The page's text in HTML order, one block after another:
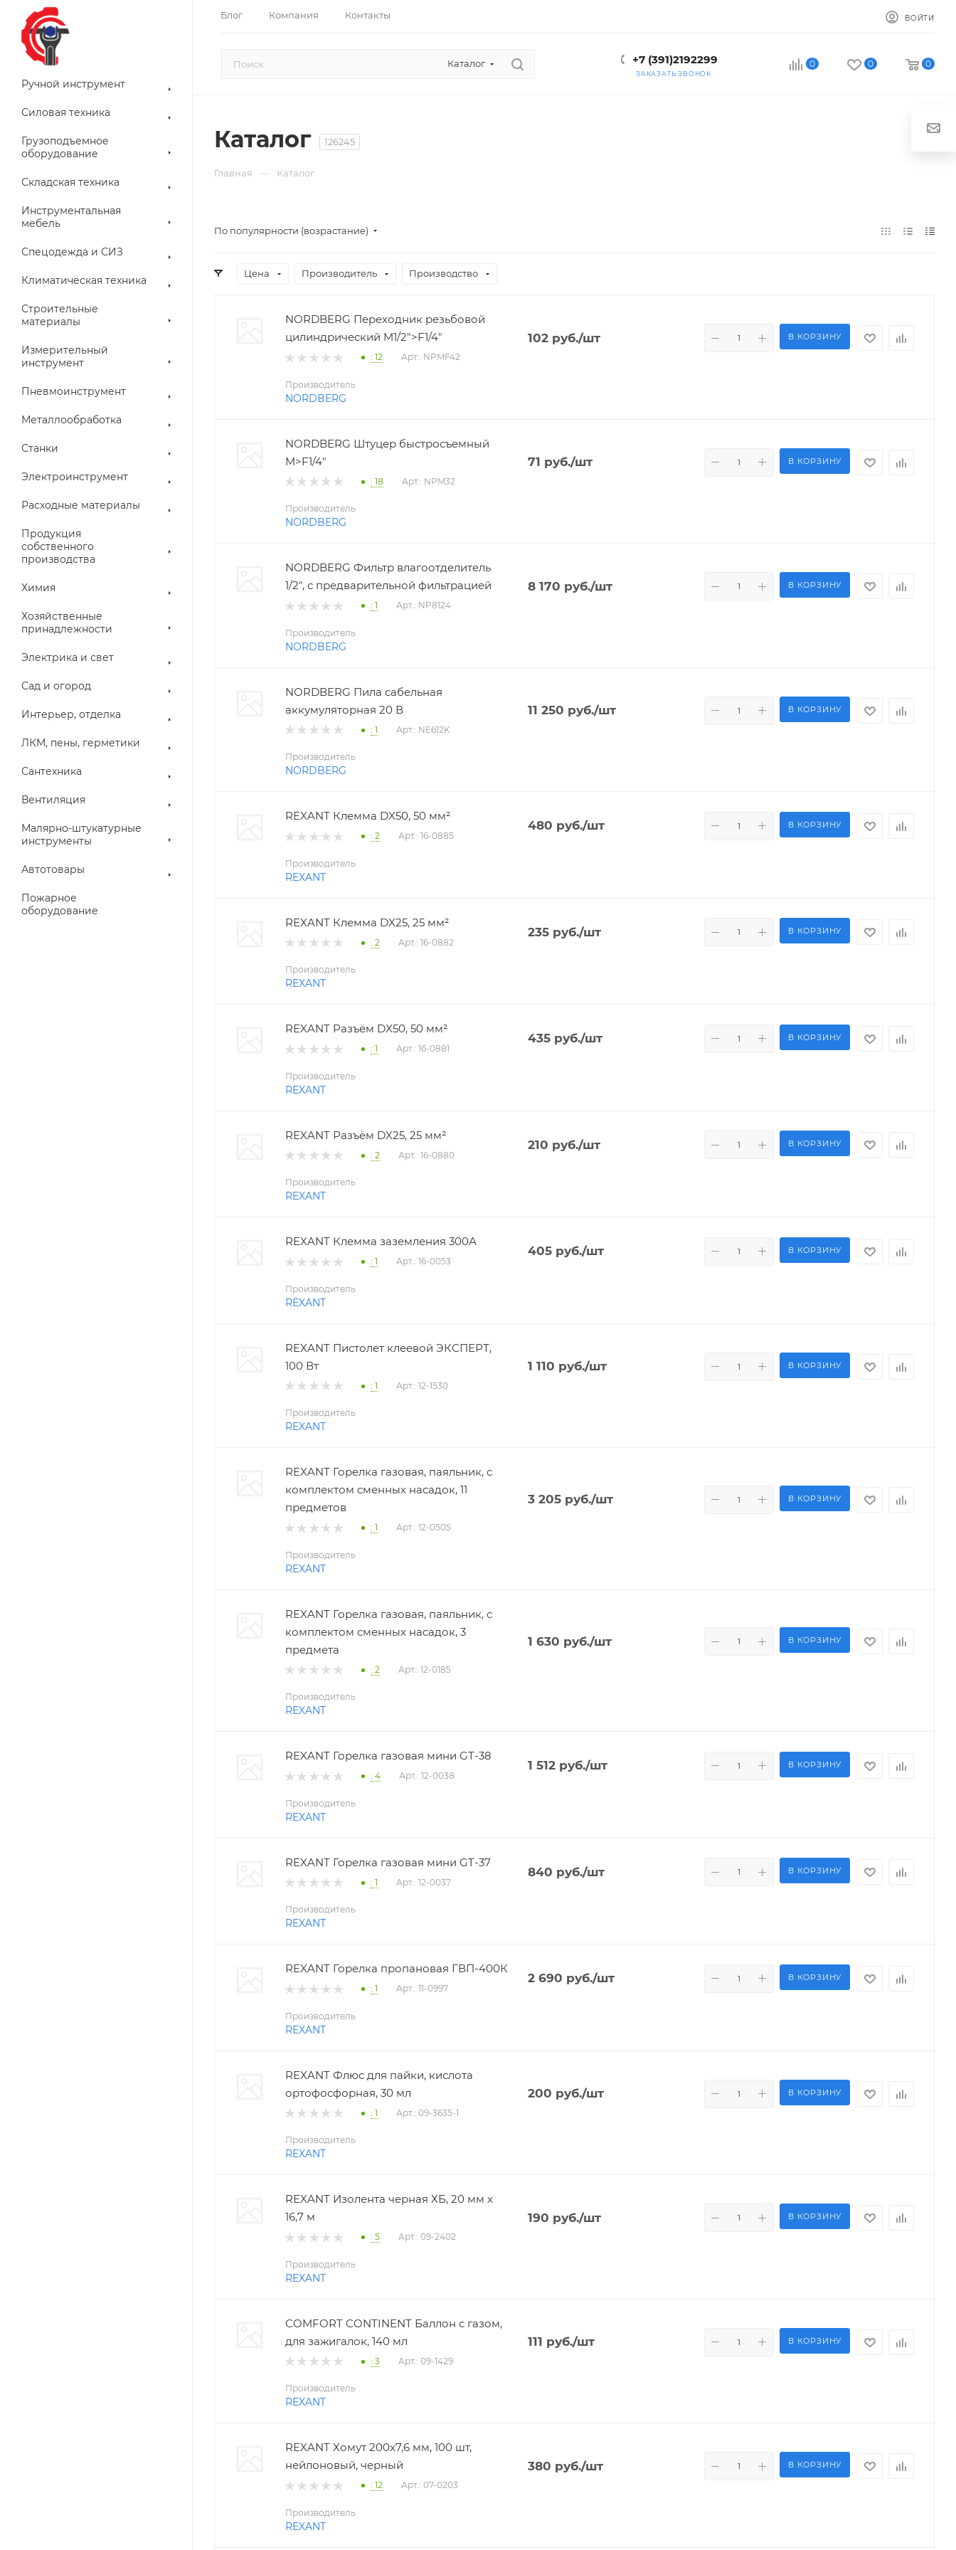
Блог Компания Контакты ВОЙТИ
Каталог +7 (391)2192299
ЗАКАЗАТЬ ЗВОНОК
0 0 0
Ручной инструмент
Силовая техника
Грузоподъемное
оборудование
Складская техника
Инструментальная
мебель
Спецодежда и СИЗ
Климатическая техника
Строительные
материалы
Измерительный
инструмент
Пневмоинструмент
Металлообработка
Станки
Электроинструмент
Расходные материалы
Продукция
собственного
производства
Химия
Хозяйственные
принадлежности
Электрика и свет
Сад и огород
Интерьер, отделка
ЛКМ, пены, герметики
Сантехника
Вентиляция
Малярно-штукатурные
инструменты
Автотовары
Пожарное
оборудование
Каталог 126245
Главная — Каталог
По популярности (возрастание)
Цена Производитель Производство
NORDBERG Переходник резьбовой
цилиндрический M1/2">F1/4"
: 12 Арт.: NPMF42
102руб./шт В КОРЗИНУ
Производитель
NORDBERG
NORDBERG Штуцер быстросъемный
M>F1/4"
: 18 Арт.: NPM32
71 руб./шт В КОРЗИНУ
Производитель
NORDBERG
NORDBERG Фильтр влагоотделитель
1/2", с предварительной фильтрацией
: 1 Арт.: NP8124
8 170 руб./шт В КОРЗИНУ
Производитель
NORDBERG
NORDBERG Пила сабельная
аккумуляторная 20 В
: 1 Арт.: NE612K
11 250 руб./шт В КОРЗИНУ
Производитель
NORDBERG
REXANT Клемма DX50, 50 мм²
: 2 Арт.: 16-0885
480 руб./шт В КОРЗИНУ
Производитель
REXANT
REXANT Клемма DX25, 25 мм²
: 2 Арт.: 16-0882
235руб./шт В КОРЗИНУ
Производитель
REXANT
REXANT Разъём DX50, 50 мм²
: 1 Арт.: 16-0881
435руб./шт В КОРЗИНУ
Производитель
REXANT
REXANT Разъём DX25, 25 мм²
: 2 Арт.: 16-0880
210 руб./шт В КОРЗИНУ
Производитель
REXANT
REXANT Клемма заземления 300А
: 1 Арт.: 16-0053
405руб./шт В КОРЗИНУ
Производитель
REXANT
REXANT Пистолет клеевой ЭКСПЕРТ,
100 Вт
: 1 Арт.: 12-1530
1 110 руб./шт В КОРЗИНУ
Производитель
REXANT
REXANT Горелка газовая, паяльник, с
комплектом сменных насадок, 11
предметов
: 1 Арт.: 12-0505
3 205руб./шт В КОРЗИНУ
Производитель
REXANT
REXANT Горелка газовая, паяльник, с
комплектом сменных насадок, 3
предмета
: 2 Арт.: 12-0185
1 630 руб./шт В КОРЗИНУ
Производитель
REXANT
REXANT Горелка газовая мини GT-38
: 4 Арт.: 12-0038
1 512руб./шт В КОРЗИНУ
Производитель
REXANT
REXANT Горелка газовая мини GT-37
: 1 Арт.: 12-0037
840 руб./шт В КОРЗИНУ
Производитель
REXANT
REXANT Горелка пропановая ГВП-400К
: 1 Арт.: 11-0997
2 690 руб./шт В КОРЗИНУ
Производитель
REXANT
REXANT Флюс для пайки, кислота
ортофосфорная, 30 мл
: 1 Арт.: 09-3635-1
200 руб./шт В КОРЗИНУ
Производитель
REXANT
REXANT Изолента черная ХБ, 20 мм х
16,7 м
: 5 Арт.: 09-2402
190 руб./шт В КОРЗИНУ
Производитель
REXANT
COMFORT CONTINENT Баллон с газом,
для зажигалок, 140 мл
: 3 Арт.: 09-1429
111 руб./шт В КОРЗИНУ
Производитель
REXANT
REXANT Хомут 200х7,6 мм, 100 шт,
нейлоновый, черный
: 12 Арт.: 07-0203
380 руб./шт В КОРЗИНУ
Производитель
REXANT